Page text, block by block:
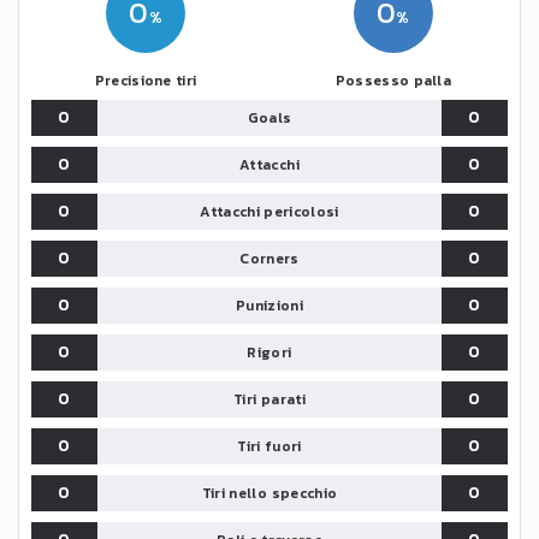
0
Precisione tiri
0
Possesso palla
0 Goals
0
0
Attacchi
0
0
Attacchi pericolosi
0
0
Corners
0
0
Punizioni
0
0
Rigori
0
0
Tiri parati
0
0
Tiri fuori
0
0
Tiri nello specchio
0